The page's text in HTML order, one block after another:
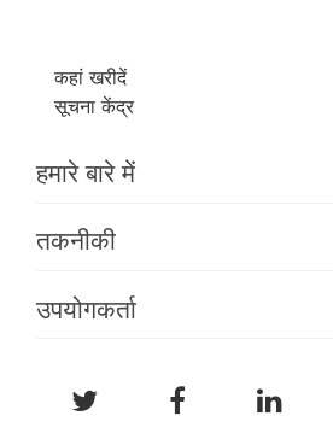
कहां खरीदें
सूचना केंद्र
हमारे बारे में
तकनीकी
उपयोगकर्ता